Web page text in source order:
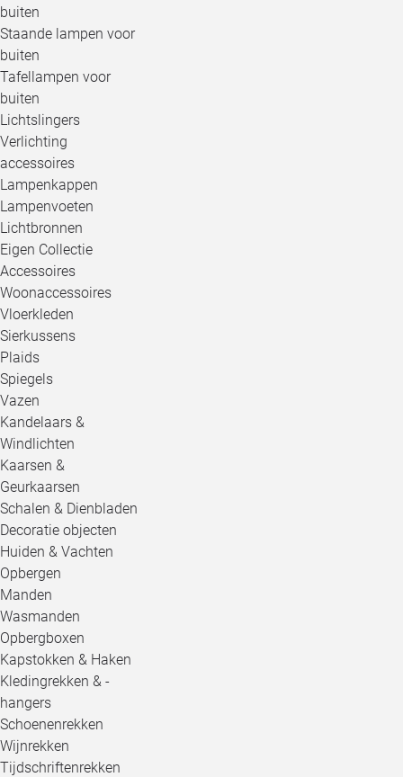
buiten
Staande lampen voor
buiten
Tafellampen voor
buiten
Lichtslingers
Verlichting
accessoires
Lampenkappen
Lampenvoeten
Lichtbronnen
Eigen Collectie
Accessoires
Woonaccessoires
Vloerkleden
Sierkussens
Plaids
Spiegels
Vazen
Kandelaars &
Windlichten
Kaarsen &
Geurkaarsen
Schalen & Dienbladen
Decoratie objecten
Huiden & Vachten
Opbergen
Manden
Wasmanden
Opbergboxen
Kapstokken & Haken
Kledingrekken & -
hangers
Schoenenrekken
Wijnrekken
Tijdschriftenrekken